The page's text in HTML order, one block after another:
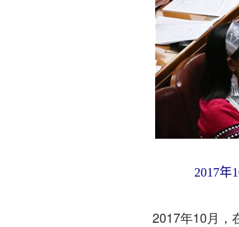
2017年10
2017年10月，在